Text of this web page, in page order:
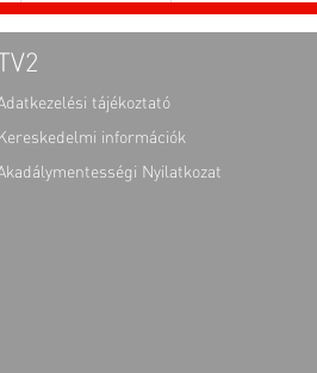
TV2
tájékoztató
Kereskedelmi információk
Nyilatkozat